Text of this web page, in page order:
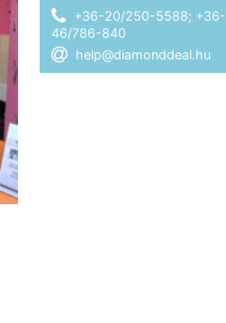
+36-20/250-5588; +36-
46/786-840
help@diamonddeal.hu